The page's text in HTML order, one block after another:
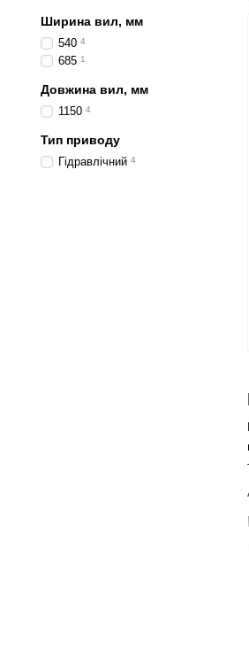
Ширина вил, мм
540 4
685 1
Довжина вил, мм
1150 4
Тип приводу
Гідpaвлічний 4